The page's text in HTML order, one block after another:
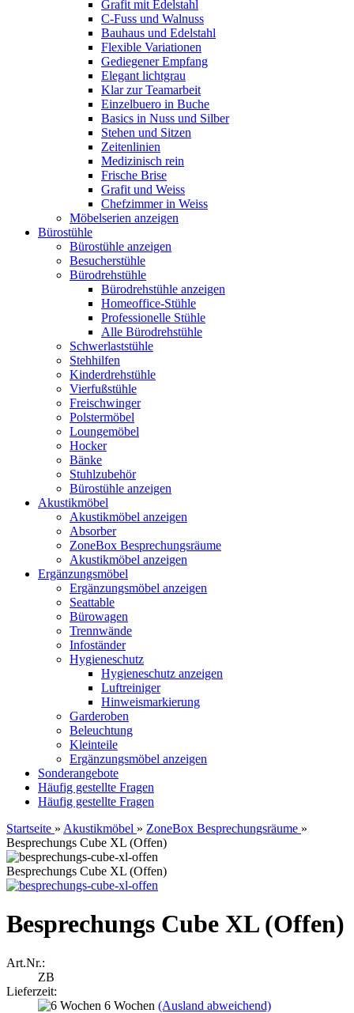
Grafit mit Edelstahl
C-Fuss und Walnuss
Bauhaus und Edelstahl
Flexible Variationen
Gediegener Empfang
Elegant lichtgrau
Klar zur Teamarbeit
Einzelbuero in Buche
Basics in Nuss und Silber
Stehen und Sitzen
Zeitenlinien
Medizinisch rein
Frische Brise
Grafit und Weiss
Chefzimmer in Weiss
Möbelserien anzeigen
Bürostühle
Bürostühle anzeigen
Besucherstühle
Bürodrehstühle
Bürodrehstühle anzeigen
Homeoffice-Stühle
Professionelle Stühle
Alle Bürodrehstühle
Schwerlaststühle
Stehhilfen
Kinderdrehstühle
Vierfußstühle
Freischwinger
Polstermöbel
Loungemöbel
Hocker
Bänke
Stuhlzubehör
Bürostühle anzeigen
Akustikmöbel
Akustikmöbel anzeigen
Absorber
ZoneBox Besprechungsräume
Akustikmöbel anzeigen
Ergänzungsmöbel
Ergänzungsmöbel anzeigen
Seattable
Bürowagen
Trennwände
Infoständer
Hygieneschutz
Hygieneschutz anzeigen
Luftreiniger
Hinweismarkierung
Garderoben
Beleuchtung
Kleinteile
Ergänzungsmöbel anzeigen
Sonderangebote
Häufig gestellte Fragen
Häufig gestellte Fragen
Startseite » Akustikmöbel » ZoneBox Besprechungsräume »
Besprechungs Cube XL (Offen)
Besprechungs Cube XL (Offen)
Besprechungs Cube XL (Offen)
Art.Nr.:
ZB
Lieferzeit:
6 Wochen (Ausland abweichend)